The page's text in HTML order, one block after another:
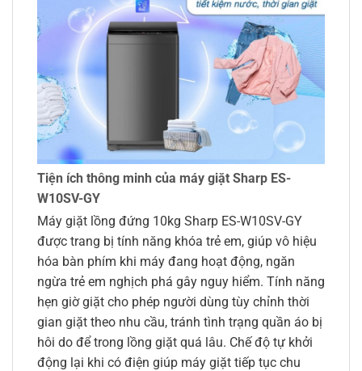
Tiện ích thông minh của máy giặt Sharp ES-
W10SV-GY
Máy giặt lồng đứng 10kg Sharp ES-W10SV-GY
được trang bị tính năng khóa trẻ em, giúp vô hiệu
hóa bàn phím khi máy đang hoạt động, ngăn
ngừa trẻ em nghịch phá gây nguy hiểm. Tính năng
hẹn giờ giặt cho phép người dùng tùy chỉnh thời
gian giặt theo nhu cầu, tránh tình trạng quần áo bị
hôi do để trong lồng giặt quá lâu. Chế độ tự khởi
động lại khi có điện giúp máy giặt tiếp tục chu